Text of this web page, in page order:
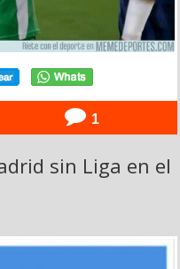
1
sin Liga en el